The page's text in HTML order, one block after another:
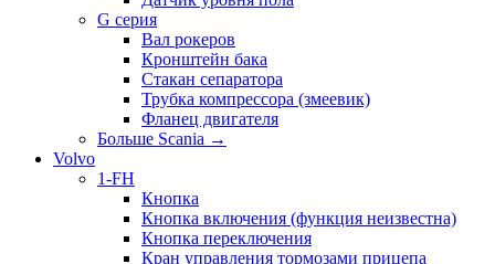
G серия
Вал рокеров
Кронштейн бака
Стакан сепаратора
Трубка компрессора (змеевик)
Фланец двигателя
Больше Scania →
Volvo
1-FH
Кнопка
Кнопка включения (функция неизвестна)
Кнопка переключения
Кран управления тормозами прицепа